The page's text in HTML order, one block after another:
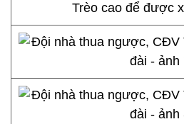
Trèo cao để được